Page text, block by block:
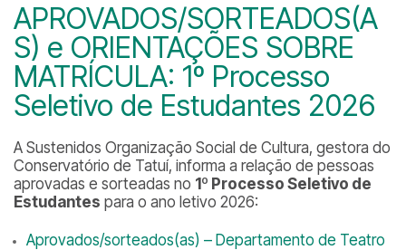
APROVADOS/SORTEADOS(A
S) e ORIENTAÇÕES SOBRE
MATRÍCULA: 1º Processo
Seletivo de Estudantes 2026
A Sustenidos Organização Social de Cultura, gestora do
Conservatório de Tatuí, informa a relação de pessoas
aprovadas e sorteadas no 1º Processo Seletivo de
Estudantes para o ano letivo 2026:
Aprovados/sorteados(as) – Departamento de Teatro